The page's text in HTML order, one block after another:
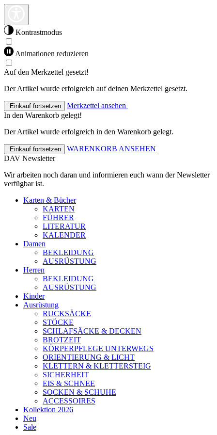
Kontrastmodus
Animationen reduzieren
Auf den Merkzettel gesetzt!
Der Artikel wurde erfolgreich auf deinen Merkzettel gesetzt.
Einkauf fortsetzen
Merkzettel ansehen
In den Warenkorb gelegt!
Der Artikel wurde erfolgreich in den Warenkorb gelegt.
Einkauf fortsetzen
WARENKORB ANSEHEN
DAV Newsletter
Wir arbeiten noch daran und informieren euch wann der Newsletter
verfügbar ist.
Karten & Bücher
KARTEN
FÜHRER
LITERATUR
KALENDER
Damen
BEKLEIDUNG
AUSRÜSTUNG
Herren
BEKLEIDUNG
AUSRÜSTUNG
Kinder
Ausrüstung
RUCKSÄCKE
STÖCKE
SCHLAFSÄCKE & DECKEN
BROTZEIT
KÖRPERPFLEGE UNTERWEGS
ORIENTIERUNG & LICHT
KLETTERN & KLETTERSTEIG
SICHERHEIT
EIS & SCHNEE
SOCKEN & SCHUHE
ACCESSOIRES
Kollektion 2026
Neu
Sale